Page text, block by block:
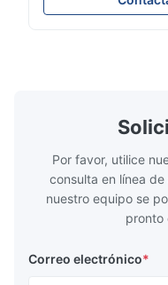
TFS Electrolytic Tin
robust and adaptable.
specifically for
Por favor, utilice
consulta en línea
nuestro equipo se
pronto
Correo electrónico*